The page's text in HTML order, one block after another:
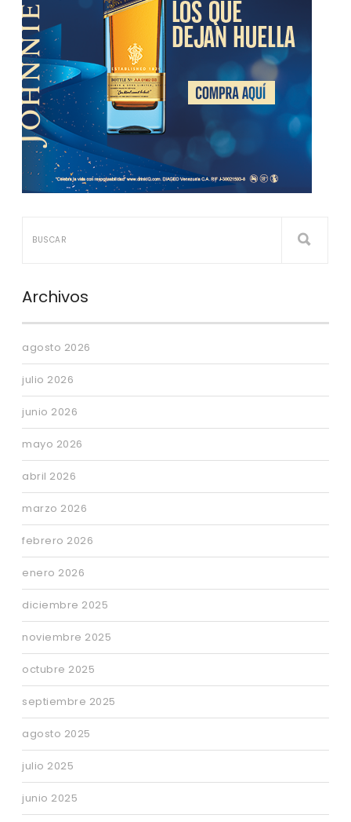
Archivos
agosto 2026
julio 2026
junio 2026
mayo 2026
abril 2026
marzo 2026
febrero 2026
enero 2026
diciembre 2025
noviembre 2025
octubre 2025
septiembre 2025
agosto 2025
julio 2025
junio 2025